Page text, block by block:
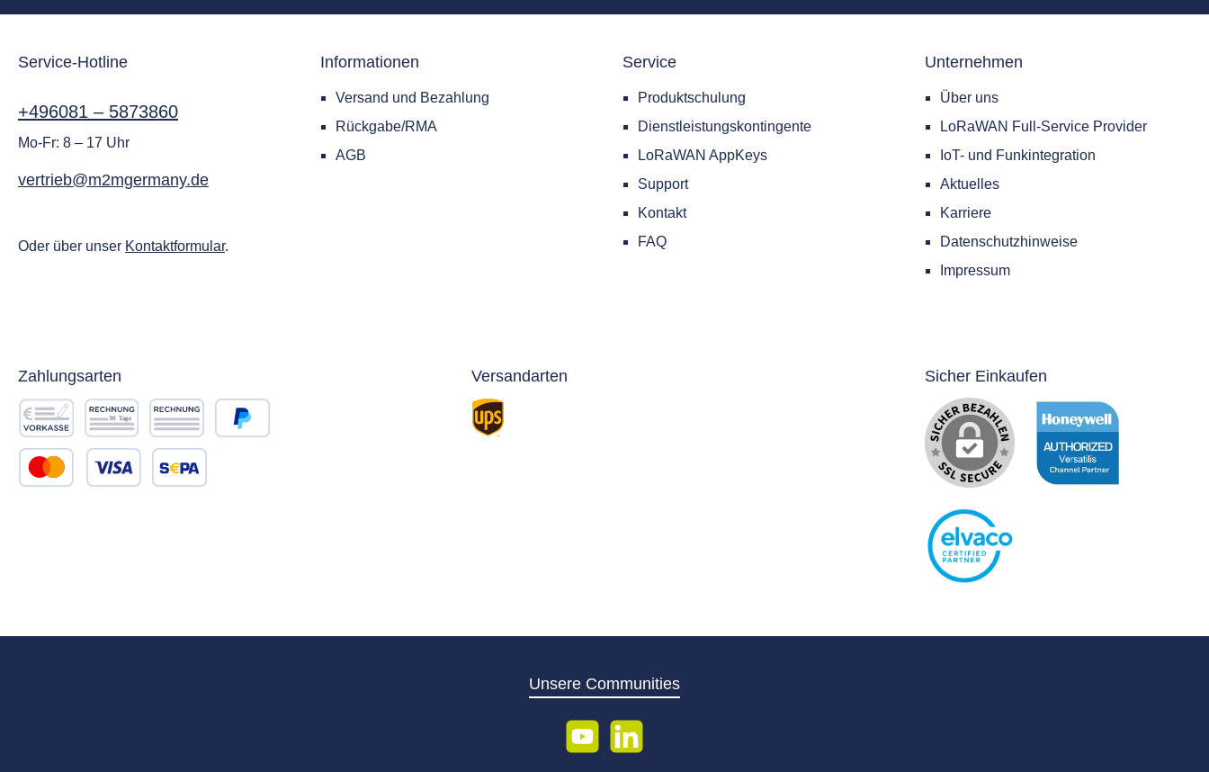
Service-Hotline
+496081 – 5873860
Mo-Fr: 8 – 17 Uhr
vertrieb@m2mgermany.de
Oder über unser Kontaktformular.
Informationen
Versand und Bezahlung
Rückgabe/RMA
AGB
Service
Produktschulung
Dienstleistungskontingente
LoRaWAN AppKeys
Support
Kontakt
FAQ
Unternehmen
Über uns
LoRaWAN Full-Service Provider
IoT- und Funkintegration
Aktuelles
Karriere
Datenschutzhinweise
Impressum
Zahlungsarten
Vorkasse Rechnung 30 Tage
Rechnung
Versandarten Sicher Einkaufen
Unsere Communities
YouTubeLinkedIn